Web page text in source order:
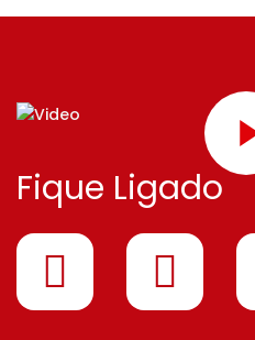
Fique Ligado